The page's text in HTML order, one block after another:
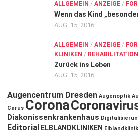
ALLGEMEIN / ANZEIGE /
Wenn das Kind
AUG. 15, 2016
ALLGEMEIN / ANZEIGE /
KLINIKEN / REHABILITATION
Zurück ins Leben
AUG. 15, 2016
Augencentrum Dresden Augenoptik
Carus Corona
Diakonissenkrankenhaus
Editorial ELBLANDKLINIKEN